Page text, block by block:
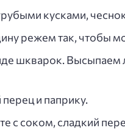
кусками,
режем так, чтобы
шкварок.
и паприку.
с соком, сладкий